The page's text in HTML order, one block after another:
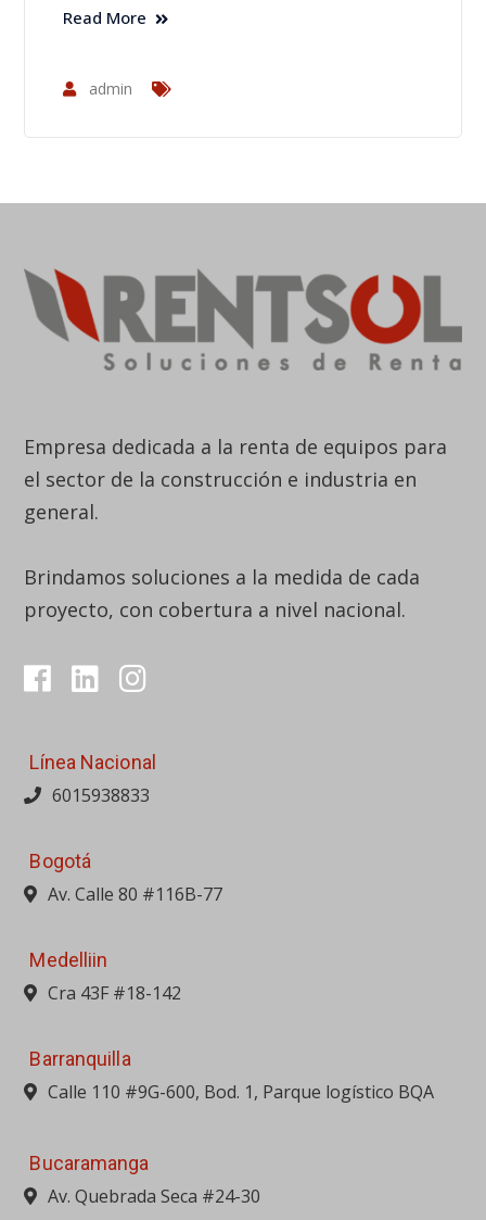
Read More
admin
Empresa dedicada a la renta de equipos para
el sector de la construcción e industria en
general.
Brindamos soluciones a la medida de cada
proyecto, con cobertura a nivel nacional.
Línea Nacional
6015938833
Bogotá
Av. Calle 80 #116B-77
Medelliin
Cra 43F #18-142
Barranquilla
Calle 110 #9G-600, Bod. 1, Parque logístico BQA
Bucaramanga
Av. Quebrada Seca #24-30